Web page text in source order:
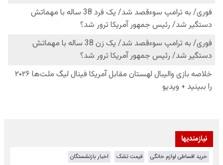
نیازمندیها
خرید اقساطی لوازم خانگی قیمت تشک
اخبار بازنشستگان